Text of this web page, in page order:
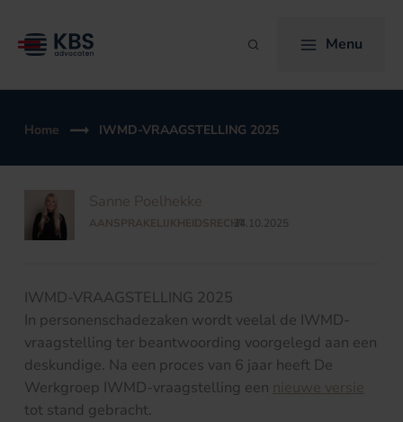
naar
Zoeken Menu
Home IWMD-VRAAGSTELLING 2025
Sanne Poelhekke
AANSPRAKELIJKHEIDSRECHT
/
24.10.2025
IWMD-VRAAGSTELLING 2025
In personenschadezaken wordt veelal de IWMD-
vraagstelling ter beantwoording voorgelegd aan een
deskundige. Na een proces van 6 jaar heeft De
Werkgroep IWMD-vraagstelling een nieuwe versie
tot stand gebracht.